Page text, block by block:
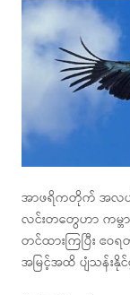
အာဖရိကတိုက် အလယ်
လင်းတတွေဟာ ကမ္ဘာ
တင်ထားကြပြီး ဧ
အမြင့်အထိ ပျံသန်းနို